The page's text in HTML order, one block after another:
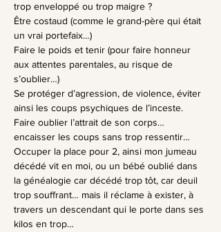
trop enveloppé ou trop maigre ?
Être costaud (comme le grand-père qui était
un vrai portefaix…)
Faire le poids et tenir (pour faire honneur
aux attentes parentales, au risque de
s’oublier…)
Se protéger d’agression, de violence, éviter
ainsi les coups psychiques de l’inceste.
Faire oublier l’attrait de son corps…
encaisser les coups sans trop ressentir…
Occuper la place pour 2, ainsi mon jumeau
décédé vit en moi, ou un bébé oublié dans
la généalogie car décédé trop tôt, car deuil
trop souffrant… mais il réclame à exister, à
travers un descendant qui le porte dans ses
kilos en trop…